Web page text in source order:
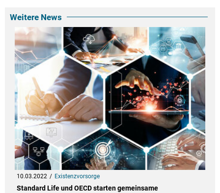
Weitere News
10.03.2022 Existenzvorsorge
Standard Life und OECD starten gemeinsame